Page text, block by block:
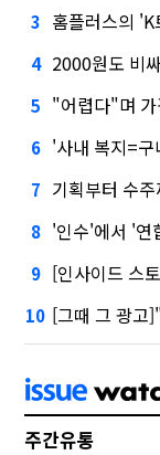
3 홈플러스의
4 2000원도 비싸
5 "어렵다"며
6 '사내 복지=
7 기획부터 수
8 '인수'에서 '연
9 [인사이드 스토
10 [그때 그 광고]"
주간유통